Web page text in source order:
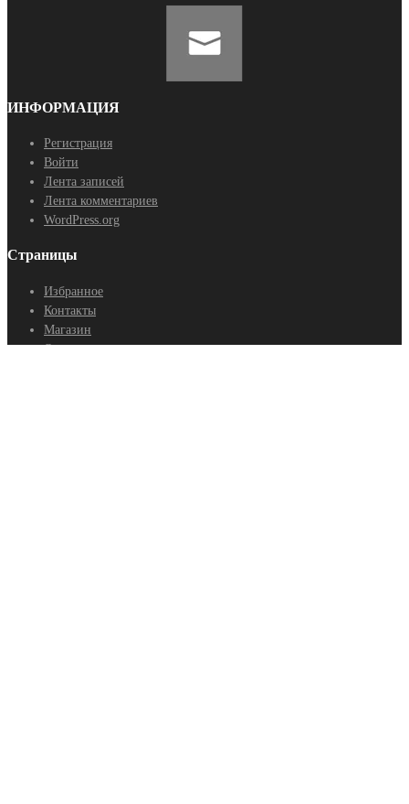
ИНФОРМАЦИЯ
Регистрация
Войти
Лента записей
Лента комментариев
WordPress.org
Страницы
Избранное
Контакты
Магазин
Оптовые поставки